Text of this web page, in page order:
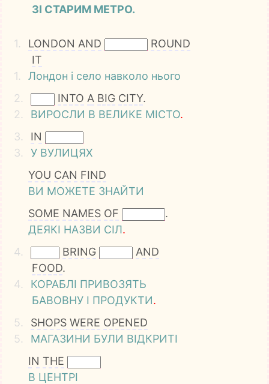
ЗІ СТАРИМ МЕТРО.
1. LONDON AND
ROUND
IT
1.
Лондон і село навколо нього
2.
INTO A BIG CITY.
2.
ВИРОСЛИ В ВЕЛИКЕ МІСТО.
3.
IN
3.
У ВУЛИЦЯХ
YOU CAN FIND
ВИ МОЖЕТЕ ЗНАЙТИ
SOME NAMES OF
.
ДЕЯКІ НАЗВИ СІЛ.
4.
BRING
AND
FOOD.
4.
КОРАБЛІ ПРИВОЗЯТЬ
БАВОВНУ І ПРОДУКТИ.
5.
SHOPS WERE OPENED
5.
МАГАЗИНИ БУЛИ ВІДКРИТІ
IN THE
В ЦЕНТРІ